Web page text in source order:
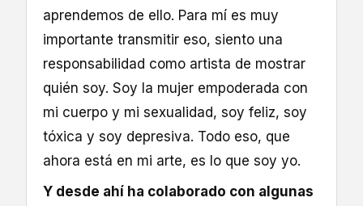
aprendemos de ello. Para mí es muy
importante transmitir eso, siento una
responsabilidad como artista de mostrar
quién soy. Soy la mujer empoderada con
mi cuerpo y mi sexualidad, soy feliz, soy
tóxica y soy depresiva. Todo eso, que
ahora está en mi arte, es lo que soy yo.
Y desde ahí ha colaborado con algunas